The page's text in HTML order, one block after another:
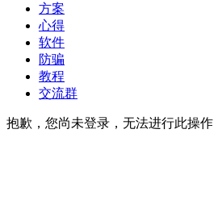
方案
心得
软件
防骗
教程
交流群
抱歉，您尚未登录，无法进行此操作